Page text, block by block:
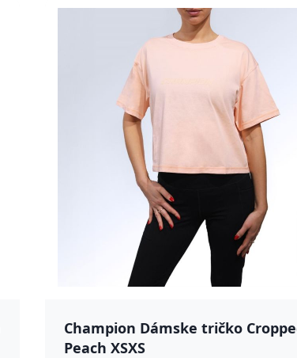
Champion Dámske tričko
Peach XSXS